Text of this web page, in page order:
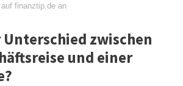
finanztip.de an
Unterschied zwischen
und einer